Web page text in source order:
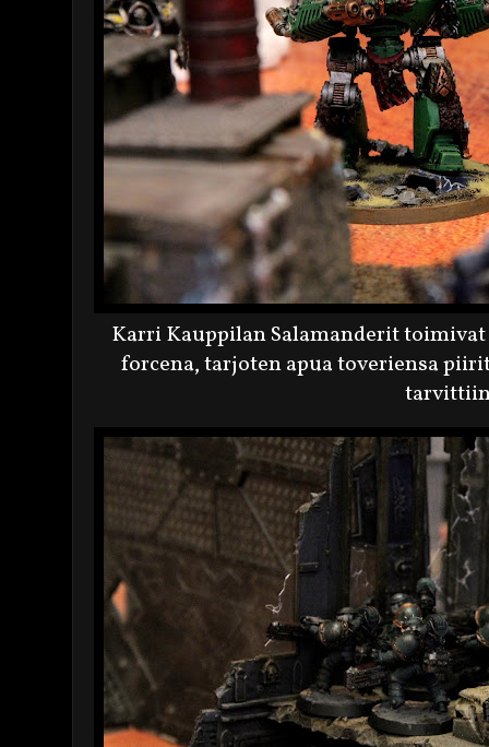
Karri Kauppilan Salamanderit
forcena, tarjoten apua toveriensa